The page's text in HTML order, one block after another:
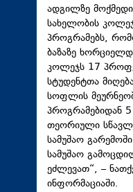
ადგილზე
სახელობის
პროგრამებს,
ბაზაზე
კოლეჯს 17
სტუდენტთა
სოფლის
პროგრამებიდან
თეორიული
სამუშაო
სამუშაო
ეძლევათ“, –
ინფორმაციაში.